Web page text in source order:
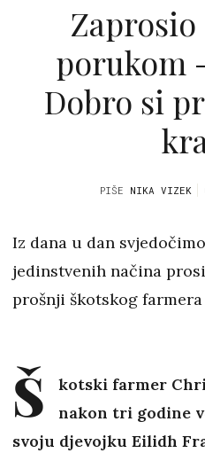
porukom
Dobro si
PIŠE NIKA VIZEK
Iz dana u dan
jedinstvenih načina
prošnji škotskog farmera
Š
kotski farmer
nakon tri godine
svoju djevojku Eilidh